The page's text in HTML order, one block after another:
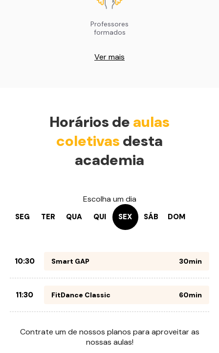
Professores
formados
Ver mais
Horários de aulas
coletivas desta
academia
Escolha um dia
SEG TER QUA QUI SEX SÁB DOM
10:30 Smart GAP 30min
11:30 FitDance Classic 60min
Contrate um de nossos planos para aproveitar as
nossas aulas!